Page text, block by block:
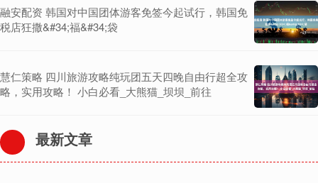
融安配资 韩国对中国团体游客免签今起试行，韩国免
税店狂撒&#34;福&#34;袋
慧仁策略 四川旅游攻略纯玩团五天四晚自由行超全攻
略，实用攻略！ 小白必看_大熊猫_坝坝_前往
最新文章